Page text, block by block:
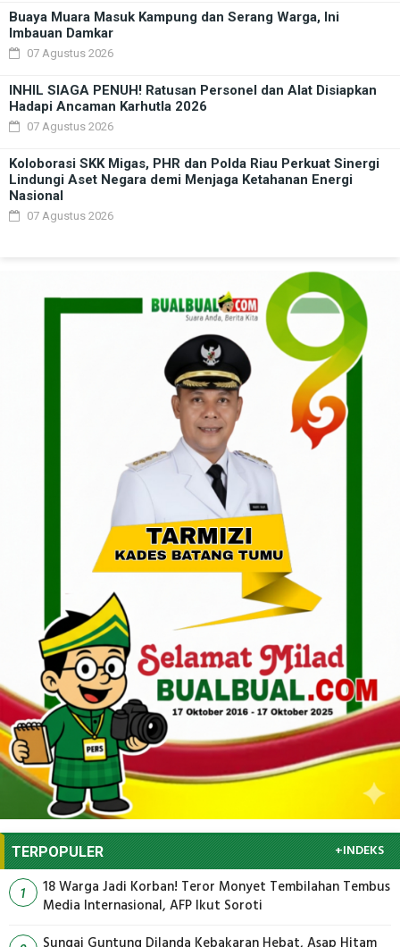
Buaya Muara Masuk Kampung dan Serang Warga, Ini
Imbauan Damkar
07 Agustus 2026
INHIL SIAGA PENUH! Ratusan Personel dan Alat Disiapkan
Hadapi Ancaman Karhutla 2026
07 Agustus 2026
Koloborasi SKK Migas, PHR dan Polda Riau Perkuat Sinergi
Lindungi Aset Negara demi Menjaga Ketahanan Energi
Nasional
07 Agustus 2026
TERPOPULER +INDEKS
1
18 Warga Jadi Korban! Teror Monyet Tembilahan Tembus
Media Internasional, AFP Ikut Soroti